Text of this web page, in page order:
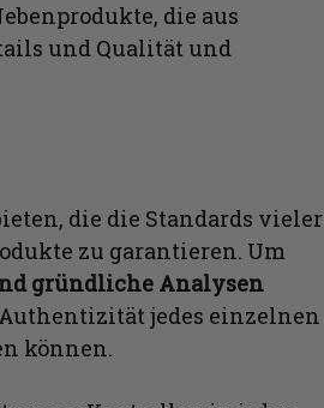
die aus
und Qualität und
die die Standards vieler
zu garantieren. Um
gründliche Analysen
jedes einzelnen
können.